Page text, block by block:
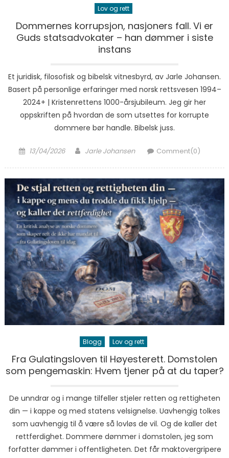
Lov og rett
Dommernes korrupsjon, nasjoners fall. Vi er
Guds statsadvokater – han dømmer i siste
instans
Et juridisk, filosofisk og bibelsk vitnesbyrd, av Jarle Johansen.
Basert på personlige erfaringer med norsk rettsvesen 1994–
2024+ | Kristenrettens 1000-årsjubileum. Jeg gir her
oppskriften på hvordan de som utsettes for korrupte
dommere bør handle. Bibelsk juss.
Posted on
13/04/2026 Author
Jarle Johansen Comment(0)
Blogg Lov og rett
Fra Gulatingsloven til Høyesterett. Domstolen
som pengemaskin: Hvem tjener på at du taper?
De unndrar og i mange tilfeller stjeler retten og rettigheten
din — i kappe og med statens velsignelse. Uavhengig tolkes
som uavhengig til å være så lovløs de vil. Og de kaller det
rettferdighet. Dommere dømmer i domstolen, jeg som
forfatter dømmer i offentligheten. Det får maktovergripere